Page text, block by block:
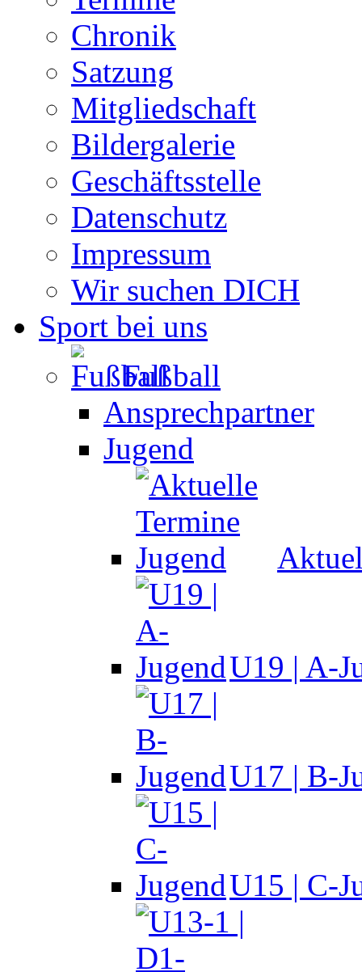
Chronik
Satzung
Mitgliedschaft
Bildergalerie
Geschäftsstelle
Datenschutz
Impressum
Wir suchen DICH
Sport bei uns
Fußball
Ansprechpartner
Jugend
U19 | A-
U17 | B-
U15 | C-